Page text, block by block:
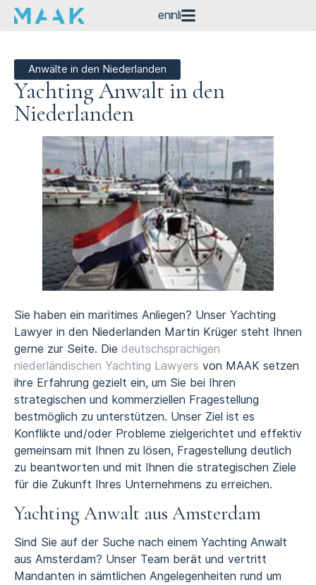
ennl
Anwälte in den Niederlanden
Yachting Anwalt in den
Niederlanden
Sie haben ein maritimes Anliegen? Unser Yachting
Lawyer in den Niederlanden Martin Krüger steht Ihnen
gerne zur Seite. Die deutschsprachigen
niederländischen Yachting Lawyers von MAAK setzen
ihre Erfahrung gezielt ein, um Sie bei Ihren
strategischen und kommerziellen Fragestellung
bestmöglich zu unterstützen. Unser Ziel ist es
Konflikte und/oder Probleme zielgerichtet und effektiv
gemeinsam mit Ihnen zu lösen, Fragestellung deutlich
zu beantworten und mit Ihnen die strategischen Ziele
für die Zukunft Ihres Unternehmens zu erreichen.
Yachting Anwalt aus Amsterdam
Sind Sie auf der Suche nach einem Yachting Anwalt
aus Amsterdam? Unser Team berät und vertritt
Mandanten in sämtlichen Angelegenheiten rund um